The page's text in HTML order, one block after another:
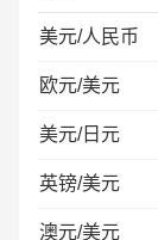
美元/人民币
欧元/美元
美元/日元
英镑/美元
澳元/美元